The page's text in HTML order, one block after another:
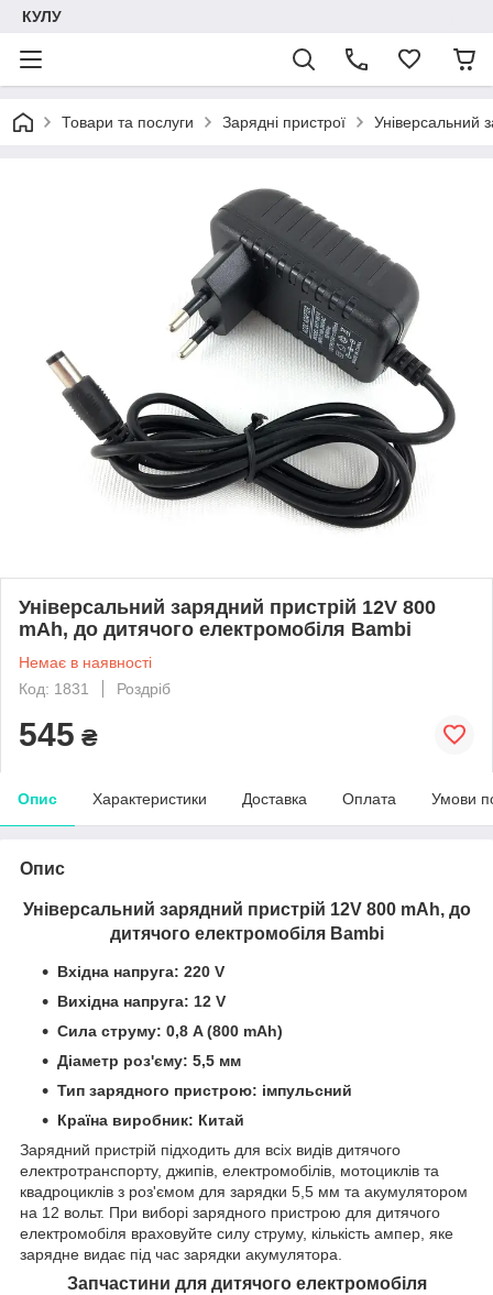
КУЛУ
Товари та послуги Зарядні пристрої Універсальний
Універсальний зарядний пристрій 12V 800
mAh, до дитячого електромобіля Bambi
Немає в наявності
Код: 1831
Роздріб
545 ₴
Опис Характеристики Доставка Оплата Умови
Опис
Універсальний зарядний пристрій 12V 800 mAh, до
дитячого електромобіля Bambi
Вхідна напруга: 220 V
Вихідна напруга: 12 V
Сила струму: 0,8 A (800 mAh)
Діаметр роз'єму: 5,5 мм
Тип зарядного пристрою: імпульсний
Країна виробник: Китай
Зарядний пристрій підходить для всіх видів дитячого
електротранспорту, джипів, електромобілів, мотоциклів та
квадроциклів з роз'ємом для зарядки 5,5 мм та акумулятором
на 12 вольт. При виборі зарядного пристрою для дитячого
електромобіля враховуйте силу струму, кількість ампер, яке
зарядне видає під час зарядки акумулятора.
Запчастини для дитячого електромобіля